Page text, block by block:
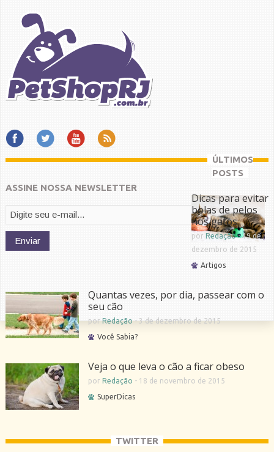
ASSINE NOSSA NEWSLETTER
ÚLTIMOS
POSTS
Dicas para evitar
bolas de pelos
nos gatos
por Redação-19 de
dezembro de 2015
Artigos
Quantas vezes, por dia, passear com o
seu cão
porRedação-3 de dezembro de 2015
Você Sabia?
Veja o que leva o cão a ficar obeso
por Redação - 18 de novembro de 2015
SuperDicas
TWITTER